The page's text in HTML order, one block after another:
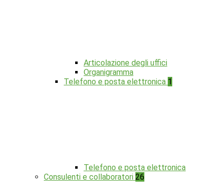
Articolazione degli uffici
Organigramma
Telefono e posta elettronica 1
Telefono e posta elettronica
Consulenti e collaboratori 26